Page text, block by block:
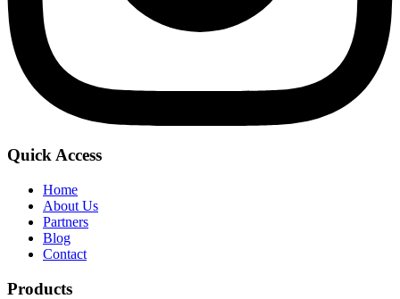
Quick Access
Home
About Us
Partners
Blog
Contact
Products